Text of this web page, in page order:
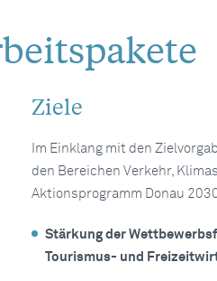
Ziele
Im Einklang mit den
den Bereichen Verkehr,
Aktionsprogramm Donau
Stärkung der
Tourismus- und